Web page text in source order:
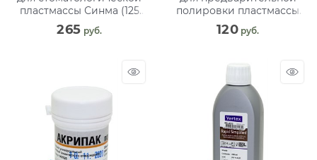
пластмассы Синма (125
мл)
265 руб.
полировки пластмассы
(100 г)
120 руб.